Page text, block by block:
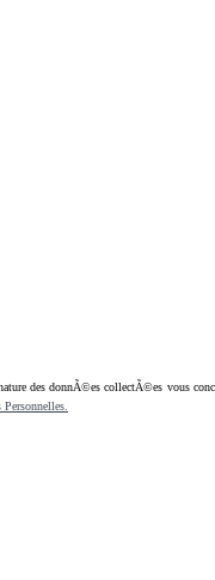
donnÃ©es collectÃ©es vous